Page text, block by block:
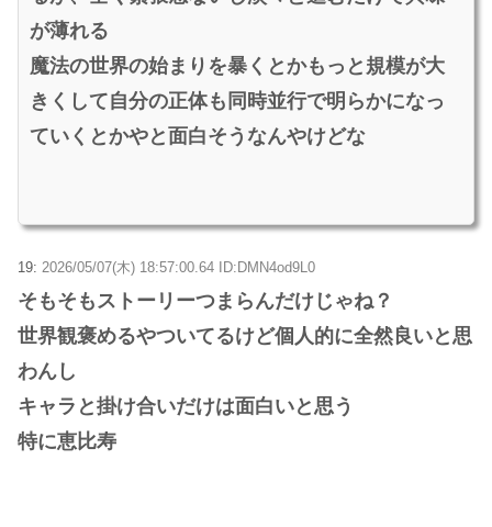
が薄れる
魔法の世界の始まりを暴くとかもっと規模が大
きくして自分の正体も同時並行で明らかになっ
ていくとかやと面白そうなんやけどな
19: 2026/05/07(木) 18:57:00.64 ID:DMN4od9L0
そもそもストーリーつまらんだけじゃね？
世界観褒めるやついてるけど個人的に全然良いと思
わんし
キャラと掛け合いだけは面白いと思う
特に恵比寿